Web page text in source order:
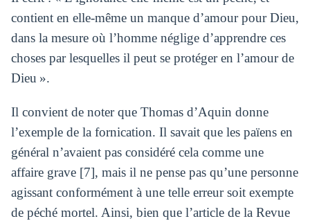
contient en elle-même un manque d’amour pour Dieu,
dans la mesure où l’homme néglige d’apprendre ces
choses par lesquelles il peut se protéger en l’amour de
Dieu ».
Il convient de noter que Thomas d’Aquin donne
l’exemple de la fornication. Il savait que les païens en
général n’avaient pas considéré cela comme une
affaire grave [7], mais il ne pense pas qu’une personne
agissant conformément à une telle erreur soit exempte
de péché mortel. Ainsi, bien que l’article de la Revue